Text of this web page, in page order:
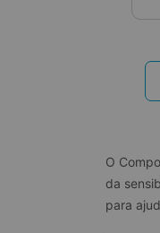
O
da
para